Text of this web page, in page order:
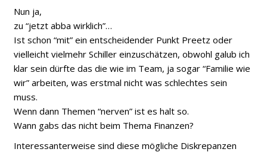
Nun ja,
zu “jetzt abba wirklich”…
Ist schon “mit” ein entscheidender Punkt Preetz oder
vielleicht vielmehr Schiller einzuschätzen, obwohl galub ich
klar sein dürfte das die wie im Team, ja sogar “Familie wie
wir” arbeiten, was erstmal nicht was schlechtes sein
muss.
Wenn dann Themen “nerven” ist es halt so.
Wann gabs das nicht beim Thema Finanzen?
Interessanterweise sind diese mögliche Diskrepanzen